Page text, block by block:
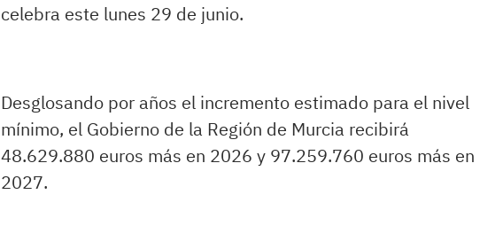
celebra este lunes 29 de junio.
Desglosando por años el incremento estimado para el nivel
mínimo, el Gobierno de la Región de Murcia recibirá
48.629.880 euros más en 2026 y 97.259.760 euros más en
2027.